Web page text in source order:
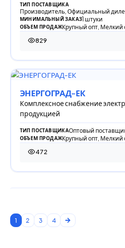
ТИП ПОСТАВЩИКА
Производитель, Официальный
МИНИМАЛЬНЫЙ ЗАКАЗ1 штуки
ОБЪЕМ ПРОДАЖКрупный опт, Мелкий
829
829 просмотров
ЭНЕРГОГРАД-ЕК
Комплексное снабжение
продукцией
ТИП ПОСТАВЩИКАОптовый
ОБЪЕМ ПРОДАЖКрупный опт, Мелкий
472
472 просмотра
1 2 3 4